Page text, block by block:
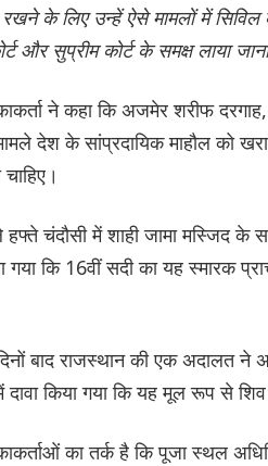
रखने के लिए उन्हें ऐसे मामलों में
और सुप्रीम कोर्ट के समक्ष लाया
ने कहा कि अजमेर शरीफ
देश के सांप्रदायिक माहौल को
चंदौसी में शाही जामा मस्जिद के
गया कि 16वीं सदी का यह स्मारक
बाद राजस्थान की एक अदालत ने
दावा किया गया कि यह मूल रूप से शिव
का तर्क है कि पूजा स्थल